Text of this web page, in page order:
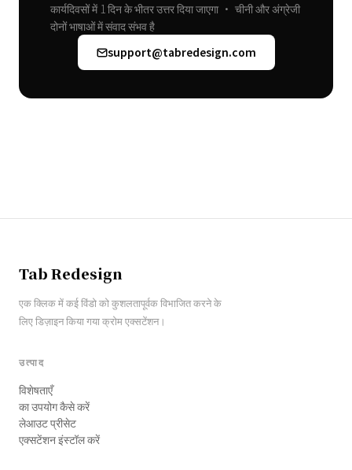
कार्यदिवसों में 1 दिन के भीतर उत्तर दिया जाएगा • चीनी और अंग्रेजी
दोनों भाषाओं में संवाद संभव है
support@tabredesign.com
Tab Redesign
एक क्लिक में कई विंडो को कुशलतापूर्वक विभाजित करने के
लिए डिज़ाइन किया गया क्रोम एक्सटेंशन।
उत्पाद
विशेषताएँ
का उपयोग कैसे करें
लेआउट प्रीसेट
एक्सटेंशन इंस्टॉल करें